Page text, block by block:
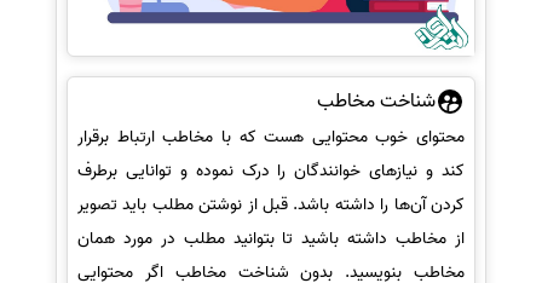
شناخت مخاطب
محتوای خوب محتوایی هست که با مخاطب ارتباط برقرار
کند و نیازهای خوانندگان را درک نموده و توانایی برطرف
کردن آن‌ها را داشته باشد. قبل از نوشتن مطلب باید تصویر
از مخاطب داشته باشید تا بتوانید مطلب در مورد همان
مخاطب بنویسید. بدون شناخت مخاطب اگر محتوایی